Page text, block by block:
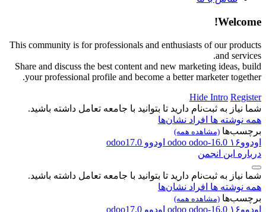
Welcome!
This community is for professionals and enthusiasts of our products
and services.
Share and discuss the best content and new marketing ideas, build
your professional profile and become a better marketer together.
Hide Intro Register
شما نیاز به ثبت‌نام دارید تا بتوانید با جامعه تعامل داشته باشید.
همه نوشته ها افراد نشان‌ها
برچسب‌ها (مشاهده همه)
اودوو۱۶ odoo odoo-16.0 اودوو odoo17.0
درباره این انجمن
شما نیاز به ثبت‌نام دارید تا بتوانید با جامعه تعامل داشته باشید.
همه نوشته ها افراد نشان‌ها
برچسب‌ها (مشاهده همه)
اودوو۱۶ odoo odoo-16.0 اودوو odoo17.0